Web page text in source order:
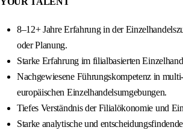
8–12+ Jahre Erfahrung in der
oder Planung.
Starke Erfahrung im filialbasierten
Nachgewiesene Führungskompetenz in
europäischen Einzelhandelsumgebungen.
Tiefes Verständnis der Filialökonomie und
Starke analytische und